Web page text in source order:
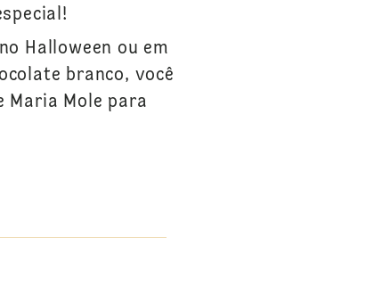
Halloween ou em
branco, você
Maria Mole para